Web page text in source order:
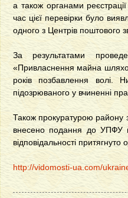
а також органами
час цієї перевірки було
одного з Центрів поштового
За результатами
«Привласнення майна
років позбавлення волі.
підозрюваного у вчиненні
Також прокуратурою району
внесено подання до УПФУ в
відповідальності притягнуто
http://vidomosti-ua.com/